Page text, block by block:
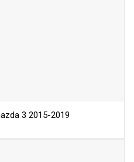
3 2015-2019